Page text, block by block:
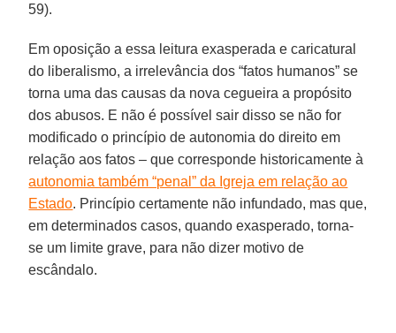
59).
Em oposição a essa leitura exasperada e caricatural
do liberalismo, a irrelevância dos “fatos humanos” se
torna uma das causas da nova cegueira a propósito
dos abusos. E não é possível sair disso se não for
modificado o princípio de autonomia do direito em
relação aos fatos – que corresponde historicamente à
autonomia também “penal” da Igreja em relação ao
Estado. Princípio certamente não infundado, mas que,
em determinados casos, quando exasperado, torna-
se um limite grave, para não dizer motivo de
escândalo.